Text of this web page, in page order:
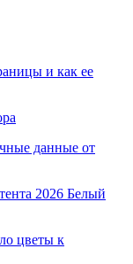
и как ее
данные от
2026 Белый
цветы к